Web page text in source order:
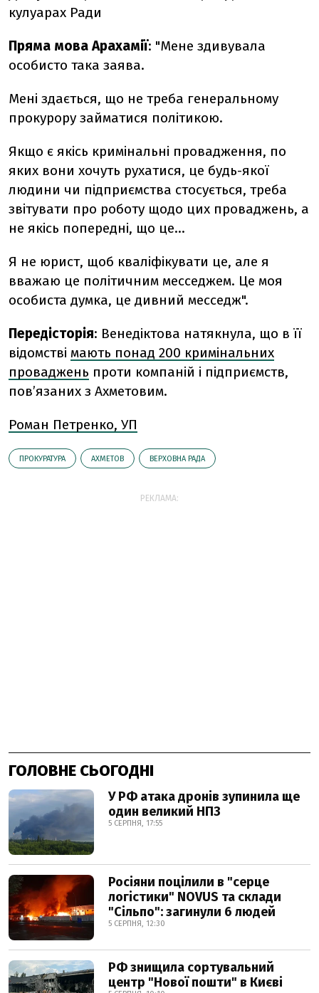
кулуарах Ради
Пряма мова Арахамії: "Мене здивувала
особисто така заява.
Мені здається, що не треба генеральному
прокурору займатися політикою.
Якщо є якісь кримінальні провадження, по
яких вони хочуть рухатися, це будь-якої
людини чи підприємства стосується, треба
звітувати про роботу щодо цих проваджень, а
не якісь попередні, що це…
Я не юрист, щоб кваліфікувати це, але я
вважаю це політичним месседжем. Це моя
особиста думка, це дивний месседж".
Передісторія: Венедіктова натякнула, що в її
відомстві мають понад 200 кримінальних
проваджень проти компаній і підприємств,
пов’язаних з Ахметовим.
Роман Петренко, УП
ПРОКУРАТУРА АХМЕТОВ ВЕРХОВНА РАДА
РЕКЛАМА:
ГОЛОВНЕ СЬОГОДНІ
У РФ атака дронів зупинила ще
один великий НПЗ
5 СЕРПНЯ, 17:55
Росіяни поцілили в "серце
логістики" NOVUS та склади
"Сільпо": загинули 6 людей
5 СЕРПНЯ, 12:30
РФ знищила сортувальний
центр "Нової пошти" в Києві